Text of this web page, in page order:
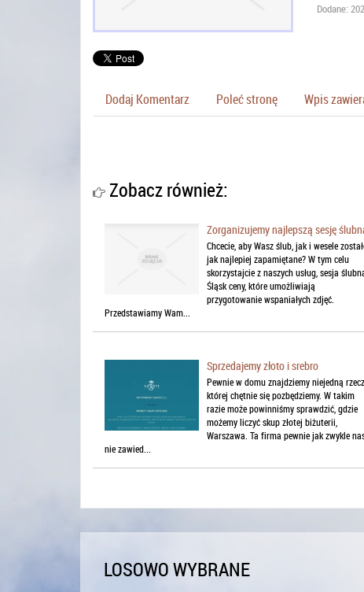
Dodane:
Dodaj Komentarz Poleć stronę Wpis
Zobacz również:
Zorganizujemy najlepszą sesję
Chcecie, aby Wasz ślub, jak i wesele
jak najlepiej zapamiętane? W tym celu
skorzystajcie z naszych usług, sesja
Śląsk ceny, które umożliwiają
przygotowanie wspaniałych zdjęć.
Przedstawiamy Wam...
Sprzedajemy złoto i srebro
Pewnie w domu znajdziemy niejedną rzecz,
której chętnie się pozbędziemy. W takim
razie może powinniśmy sprawdzić, gdzie
możemy liczyć skup złotej biżuterii,
Warszawa. Ta firma pewnie jak zwykle
nie zawied...
LOSOWO WYBRANE